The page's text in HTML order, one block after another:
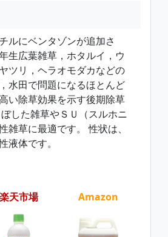
ルにベンタゾンが追加さ
生広葉雑草，ホタルイ，ウ
ツリ，ヘラオモダカなどの
水田で問題になるほとんど
い除草効果を示す後期除草
した雑草やＳＵ（スルホニ
雑草に最適です。 性状は、
液体です。
楽天市場 Amazon